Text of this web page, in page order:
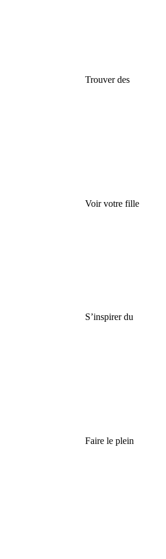
Trouver des
Voir votre fille
S’inspirer du
Faire le plein